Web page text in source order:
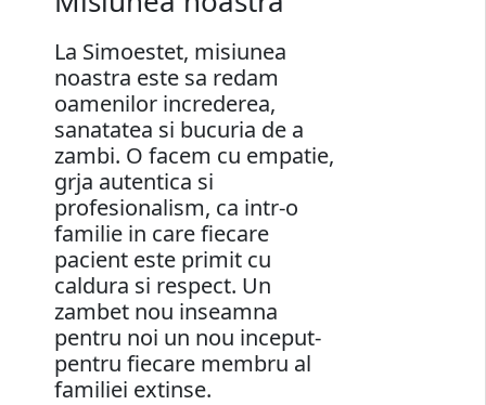
La Simoestet, misiunea
noastra este sa redam
oamenilor increderea,
sanatatea si bucuria de a
zambi. O facem cu empatie,
grja autentica si
profesionalism, ca intr-o
familie in care fiecare
pacient este primit cu
caldura si respect. Un
zambet nou inseamna
pentru noi un nou inceput-
pentru fiecare membru al
familiei extinse.